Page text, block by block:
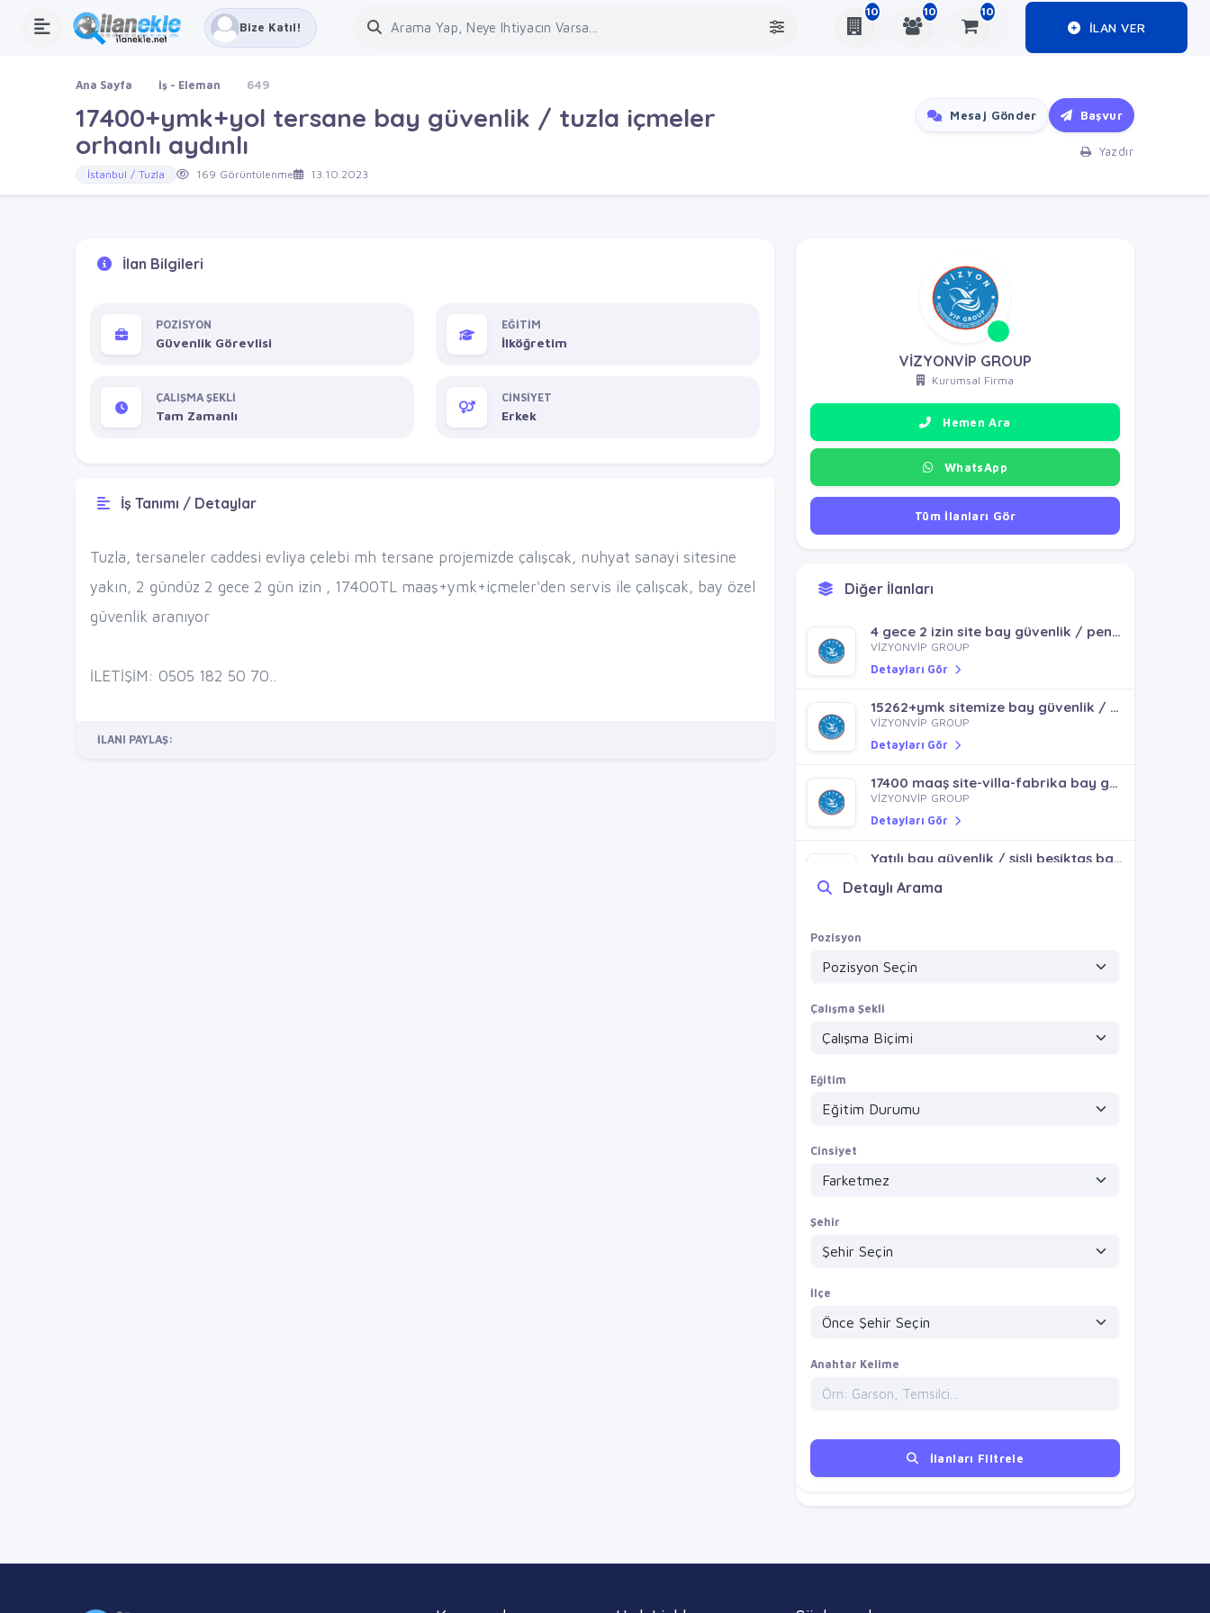
Bize Katıl!
10 10 10
ILAN VER
Ana Sayfa İş - Eleman 649
17400+ymk+yol tersane bay güvenlik / tuzla içmeler
orhanlı aydınlı
İstanbul / Tuzla 169 Görüntülenme 13.10.2023
Mesaj Gönder Başvur
Yazdır
İlan Bilgileri
POZİSYON
Güvenlik Görevlisi
ÇALIŞMA ŞEKLİ
Tam Zamanlı
EĞİTİM
İlköğretim
CİNSİYET
Erkek
İş Tanımı / Detaylar
Tuzla, tersaneler caddesi evliya çelebi mh tersane projemizde çalışcak, nuhyat sanayi sitesine
yakın, 2 gündüz 2 gece 2 gün izin , 17400TL maaş+ymk+içmeler'den servis ile çalışcak, bay özel
güvenlik aranıyor
İLETİŞİM: 0505 182 50 70..
İLANI PAYLAŞ:
VİZYONVİP GROUP
Kurumsal Firma
Hemen Ara
WhatsApp
Tüm İlanları Gör
Diğer İlanları
4 gece 2 izin site bay güvenlik / pendik sultanbeyli kurtköy
VİZYONVİP GROUP
Detayları Gör
15262+ymk sitemize bay güvenlik / ataşehir batıataşehir
VİZYONVİP GROUP
Detayları Gör
17400 maaş site-villa-fabrika bay güvenlik / ataşehir içerenköy ferhatpaşa kayışdağı içerenköy küçükbakkalköy
VİZYONVİP GROUP
Detayları Gör
Yatılı bay güvenlik / şişli beşiktaş bağcılar bakırköy sultangazi gaziosmanpaşa
Detayları Gör
Detayları Gör
Detaylı Arama
Pozisyon
Çalışma Şekli
Eğitim
Cinsiyet
Şehir
İlçe
Anahtar Kelime
İlanları Filtrele